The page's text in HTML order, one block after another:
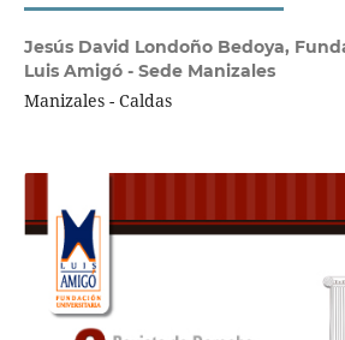
Jesús David Londoño Bedoya,
Luis Amigó - Sede Manizales
Manizales - Caldas